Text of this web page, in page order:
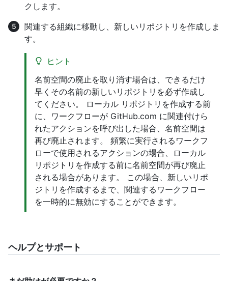
クします。
関連する組織に移動し、新しいリポジトリを作成しま
す。
ヒント
名前空間の廃止を取り消す場合は、できるだけ
早くその名前の新しいリポジトリを必ず作成し
てください。 ローカル リポジトリを作成する前
に、ワークフローが GitHub.com に関連付けら
れたアクションを呼び出した場合、名前空間は
再び廃止されます。 頻繁に実行されるワークフ
ローで使用されるアクションの場合、ローカル
リポジトリを作成する前に名前空間が再び廃止
される場合があります。 この場合、新しいリポ
ジトリを作成するまで、関連するワークフロー
を一時的に無効にすることができます。
ヘルプとサポート